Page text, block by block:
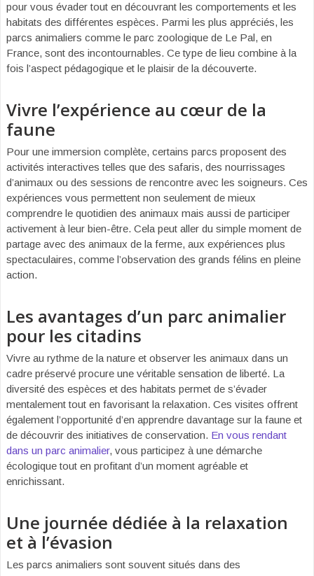
pour vous évader tout en découvrant les comportements et les
habitats des différentes espèces. Parmi les plus appréciés, les
parcs animaliers comme le parc zoologique de Le Pal, en
France, sont des incontournables. Ce type de lieu combine à la
fois l’aspect pédagogique et le plaisir de la découverte.
Vivre l’expérience au cœur de la
faune
Pour une immersion complète, certains parcs proposent des
activités interactives telles que des safaris, des nourrissages
d’animaux ou des sessions de rencontre avec les soigneurs. Ces
expériences vous permettent non seulement de mieux
comprendre le quotidien des animaux mais aussi de participer
activement à leur bien-être. Cela peut aller du simple moment de
partage avec des animaux de la ferme, aux expériences plus
spectaculaires, comme l’observation des grands félins en pleine
action.
Les avantages d’un parc animalier
pour les citadins
Vivre au rythme de la nature et observer les animaux dans un
cadre préservé procure une véritable sensation de liberté. La
diversité des espèces et des habitats permet de s’évader
mentalement tout en favorisant la relaxation. Ces visites offrent
également l’opportunité d’en apprendre davantage sur la faune et
de découvrir des initiatives de conservation. En vous rendant
dans un parc animalier, vous participez à une démarche
écologique tout en profitant d’un moment agréable et
enrichissant.
Une journée dédiée à la relaxation
et à l’évasion
Les parcs animaliers sont souvent situés dans des